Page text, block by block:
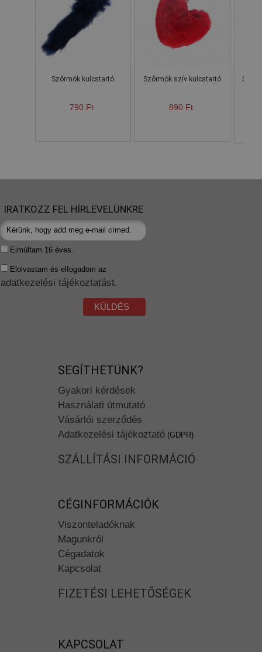
Szőrmók kulcstartó
790 Ft
Szőrmók szív kulcstartó
890 Ft
IRATKOZZ FEL HÍRLEVELÜNKRE
Elmúltam 16 éves.
Elolvastam és elfogadom az
adatkezelési tájékoztatást
KÜLDÉS
SEGÍTHETÜNK?
Gyakori kérdések
Használati útmutató
Vásárlói szerződés
Adatkezelési tájékoztató (GDPR)
SZÁLLÍTÁSI INFORMÁCIÓ
CÉGINFORMÁCIÓK
Viszonteladóknak
Magunkról
Cégadatok
Kapcsolat
FIZETÉSI LEHETŐSÉGEK
KAPCSOLAT